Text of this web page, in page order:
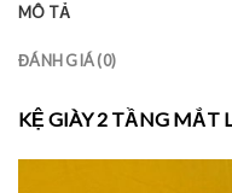
MÔ TẢ
ĐÁNH GIÁ (0)
KỆ GIÀY 2 TẦNG MẮT